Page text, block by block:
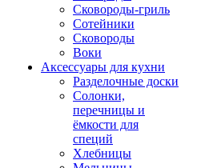
Сковороды-гриль
Сотейники
Сковороды
Воки
Аксессуары для кухни
Разделочные доски
Солонки,
перечницы и
ёмкости для
специй
Хлебницы